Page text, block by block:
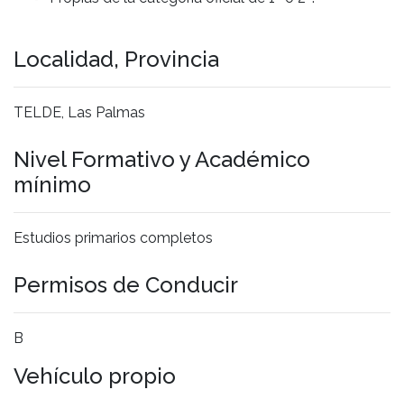
Localidad, Provincia
TELDE, Las Palmas
Nivel Formativo y Académico
mínimo
Estudios primarios completos
Permisos de Conducir
B
Vehículo propio